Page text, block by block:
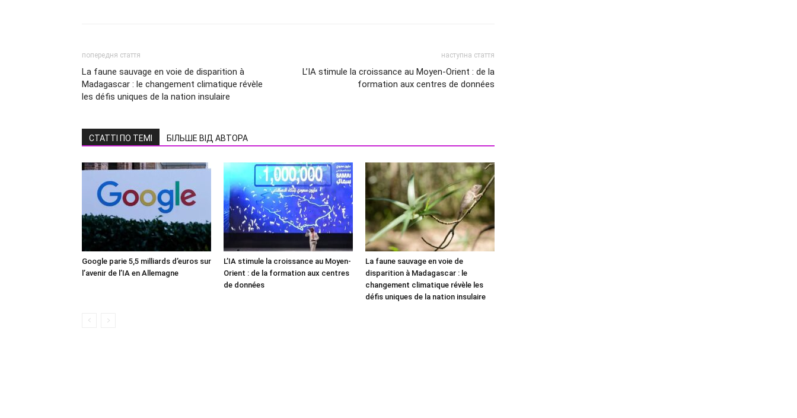
попередня стаття
La faune sauvage en voie de disparition à
Madagascar : le changement climatique révèle
les défis uniques de la nation insulaire
наступна стаття
L’IA stimule la croissance au Moyen-Orient : de la
formation aux centres de données
СТАТТІ ПО ТЕМІ БІЛЬШЕ ВІД АВТОРА
Google parie 5,5 milliards d’euros sur
l’avenir de l’IA en Allemagne
L’IA stimule la croissance au Moyen-
Orient : de la formation aux centres
de données
La faune sauvage en voie de
disparition à Madagascar : le
changement climatique révèle les
défis uniques de la nation insulaire